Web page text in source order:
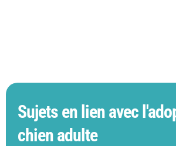
Sujets en lien avec
chien adulte